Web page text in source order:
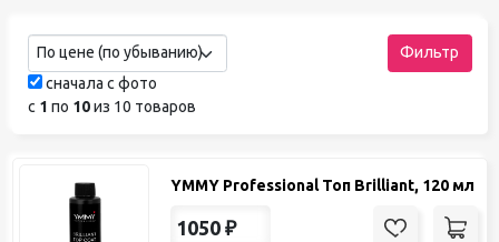
По цене (по убыванию)
Фильтр
сначала с фото
с 1 по 10из 10 товаров
YMMY Professional Топ Brilliant, 120 мл
1050 ₽